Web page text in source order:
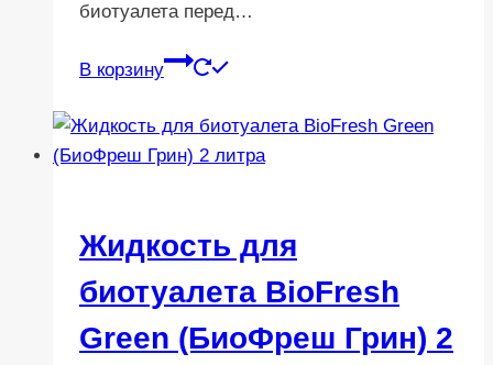
биотуалета перед…
В корзину
Жидкость для
биотуалета BioFresh
Green (БиоФреш Грин) 2